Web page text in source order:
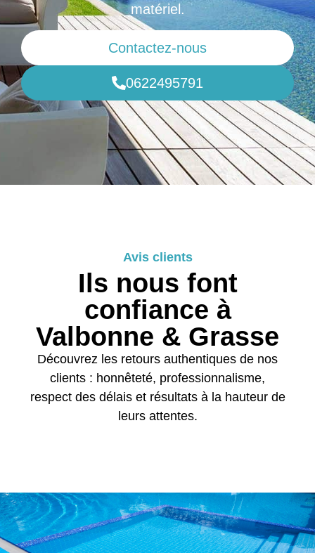
matériel.
Contactez-nous
0622495791
Avis clients
Ils nous font
confiance à
Valbonne & Grasse
Découvrez les retours authentiques de nos
clients : honnêteté, professionnalisme,
respect des délais et résultats à la hauteur de
leurs attentes.